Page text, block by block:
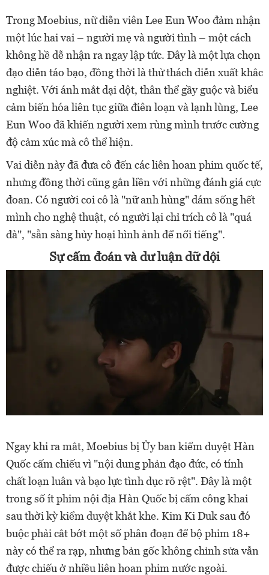
Trong Moebius, nữ diễn viên Lee Eun Woo đảm nhận
một lúc hai vai – người mẹ và người tình – một cách
không hề dễ nhận ra ngay lập tức. Đây là một lựa chọn
đạo diễn táo bạo, đồng thời là thử thách diễn xuất khắc
nghiệt. Với ánh mắt dại dột, thân thể gầy guộc và biểu
cảm biến hóa liên tục giữa điên loạn và lạnh lùng, Lee
Eun Woo đã khiến người xem rùng mình trước cường
độ cảm xúc mà cô thể hiện.
Vai diễn này đã đưa cô đến các liên hoan phim quốc tế,
nhưng đồng thời cũng gắn liền với những đánh giá cực
đoan. Có người coi cô là "nữ anh hùng" dám sống hết
mình cho nghệ thuật, có người lại chỉ trích cô là "quá
đà", "sẵn sàng hủy hoại hình ảnh để nổi tiếng".
Sự cấm đoán và dư luận dữ dội
Ngay khi ra mắt, Moebius bị Ủy ban kiểm duyệt Hàn
Quốc cấm chiếu vì "nội dung phản đạo đức, có tính
chất loạn luân và bạo lực tình dục rõ rệt". Đây là một
trong số ít phim nội địa Hàn Quốc bị cấm công khai
sau thời kỳ kiểm duyệt khắt khe. Kim Ki Duk sau đó
buộc phải cắt bớt một số phân đoạn để bộ phim 18+
này có thể ra rạp, nhưng bản gốc không chỉnh sửa vẫn
được chiếu ở nhiều liên hoan phim nước ngoài.